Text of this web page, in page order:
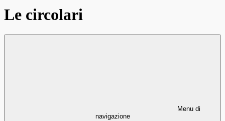
Le circolari
Menu di
navigazione